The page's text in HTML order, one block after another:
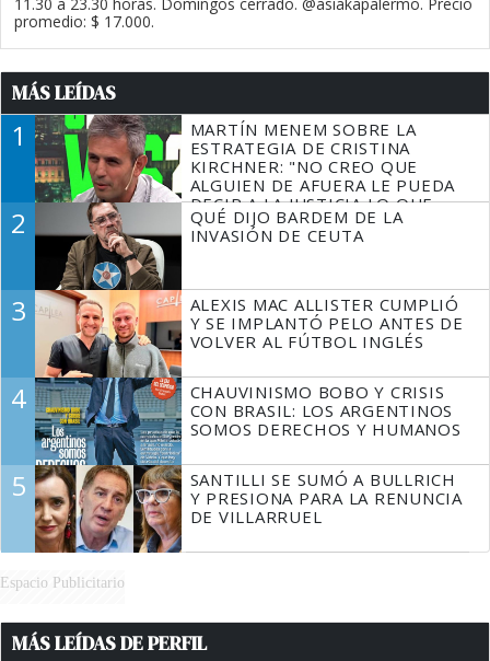
promedio: $ 17.000.
MÁS LEÍDAS
1
MARTÍN MENEM SOBRE LA
ESTRATEGIA DE CRISTINA
KIRCHNER: "NO CREO QUE
ALGUIEN DE AFUERA LE PUEDA
DECIR A LA JUSTICIA LO QUE
TIENE QUE HACER"
2
QUÉ DIJO BARDEM DE LA
INVASIÓN DE CEUTA
3
ALEXIS MAC ALLISTER CUMPLIÓ
Y SE IMPLANTÓ PELO ANTES DE
VOLVER AL FÚTBOL INGLÉS
4
CHAUVINISMO BOBO Y CRISIS
CON BRASIL: LOS ARGENTINOS
SOMOS DERECHOS Y HUMANOS
5
SANTILLI SE SUMÓ A BULLRICH
Y PRESIONA PARA LA RENUNCIA
DE VILLARRUEL
Espacio Publicitario
MÁS LEÍDAS DE PERFIL